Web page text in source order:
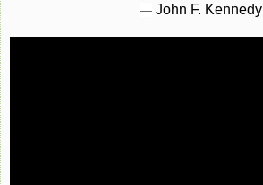
—John F. Kennedy